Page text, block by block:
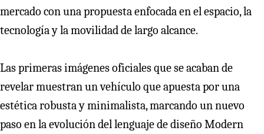
mercado con una propuesta enfocada en el espacio, la
tecnología y la movilidad de largo alcance.
Las primeras imágenes oficiales que se acaban de
revelar muestran un vehículo que apuesta por una
estética robusta y minimalista, marcando un nuevo
paso en la evolución del lenguaje de diseño Modern